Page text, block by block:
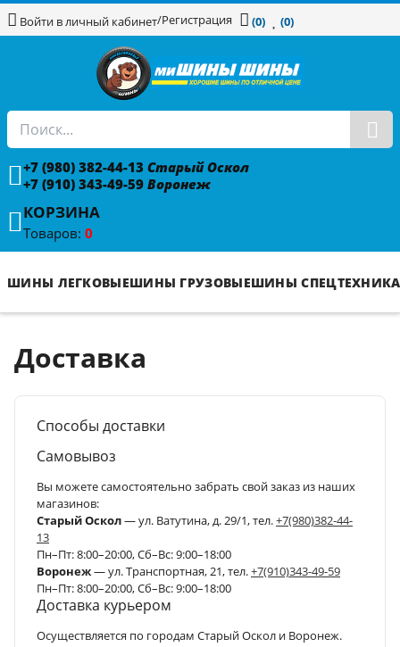
Войти в личный кабинет/Регистрация (0) (0)
+7 (980) 382-44-13 Старый Оскол
+7 (910) 343-49-59 Воронеж
КОРЗИНА
Товаров: 0
ШИНЫ ЛЕГКОВЫЕШИНЫ ГРУЗОВЫЕШИНЫ СПЕЦТЕХНИКА
Доставка
Способы доставки
Самовывоз
Вы можете самостоятельно забрать свой заказ из наших
магазинов:
Старый Оскол— ул. Ватутина, д. 29/1, тел.+7(980)382-44-
13
Пн–Пт: 8:00–20:00, Сб–Вс: 9:00–18:00
Воронеж— ул. Транспортная, 21, тел.+7(910)343-49-59
Пн–Пт: 8:00–20:00, Сб–Вс: 9:00–18:00
Доставка курьером
Осуществляется по городам Старый Оскол и Воронеж.